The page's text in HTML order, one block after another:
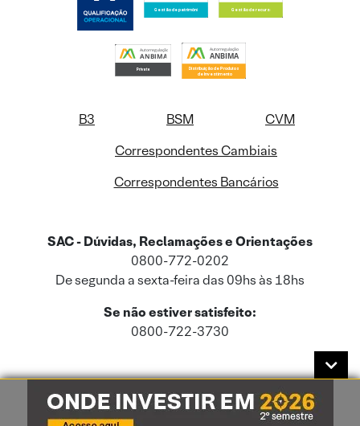
B3 BSM
CVM
Correspondentes Cambiais
Correspondentes Bancários
SAC - Dúvidas, Reclamações e Orientações
0800-772-0202
De segunda a sexta-feira das 09hs às 18hs
Se não estiver satisfeito:
0800-722-3730
Este site usa cookies e dados pessoais de acordo com a nossaPolítica de
Cookies
e a nossaPolítica de Privacidade.